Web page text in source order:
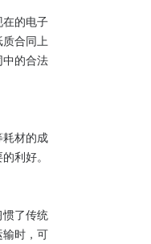
的电子
合同上
的合法
材的成
利好。
了传统
时，可